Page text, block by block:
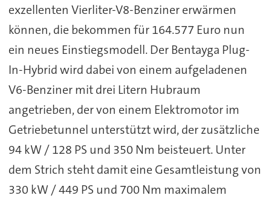
exzellenten Vierliter-V8-Benziner erwärmen
können, die bekommen für 164.577 Euro nun
ein neues Einstiegsmodell. Der Bentayga Plug-
In-Hybrid wird dabei von einem aufgeladenen
V6-Benziner mit drei Litern Hubraum
angetrieben, der von einem Elektromotor im
Getriebetunnel unterstützt wird, der zusätzliche
94 kW / 128 PS und 350 Nm beisteuert. Unter
dem Strich steht damit eine Gesamtleistung von
330 kW / 449 PS und 700 Nm maximalem